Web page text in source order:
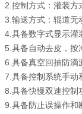
2.控制方式：灌装
3.输送方式：辊道
4.具备数字式显示
5.具备自动去皮，
6.具备真空回抽防
7.具备控制系统手
8.具备快慢双速控
9.具备防止误操作和